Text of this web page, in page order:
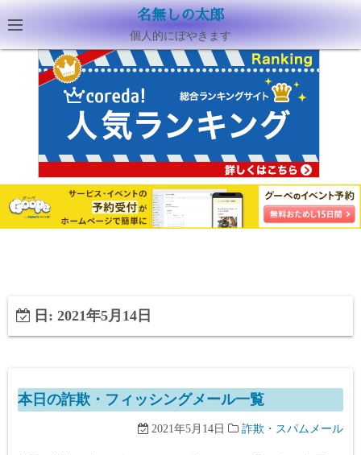
名無しの太郎
個人的にぼやきます
日: 2021年5月14日
本日の詐欺・フィッシングメール一覧
2021年5月14日 詐欺・スパムメール